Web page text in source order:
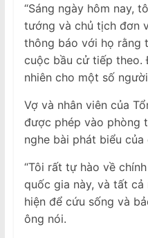
“Sáng ngày hôm nay,
tướng và chủ tịch đơn
thông báo với họ rằng
cuộc bầu cử tiếp theo.
nhiên cho một số
Vợ và nhân viên của
được phép vào phòng
nghe bài phát biểu của
“Tôi rất tự hào về
quốc gia này, và tất
hiện để cứu sống và
ông nói.